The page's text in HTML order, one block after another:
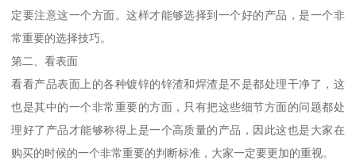
定要注意这一个方面。这样才能够选择到一个好的产品，是一个非
常重要的选择技巧。
第二、看表面
看看产品表面上的各种镀锌的锌渣和焊渣是不是都处理干净了，这
也是其中的一个非常重要的方面，只有把这些细节方面的问题都处
理好了产品才能够称得上是一个高质量的产品，因此这也是大家在
购买的时候的一个非常重要的判断标准，大家一定要更加的重视。